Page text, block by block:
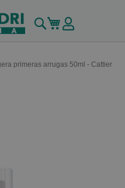
Buscar
Mi carrito
primeras arrugas 50ml - Cattier